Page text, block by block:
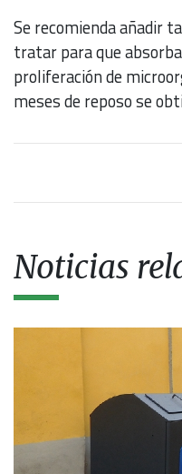
Se recomienda añadir
tratar para que
proliferación de
meses de reposo se
Noticias